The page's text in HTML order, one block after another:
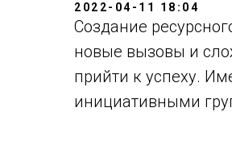
2022-04-11 18:04
Создание
новые вызовы и
прийти к успеху.
инициативными